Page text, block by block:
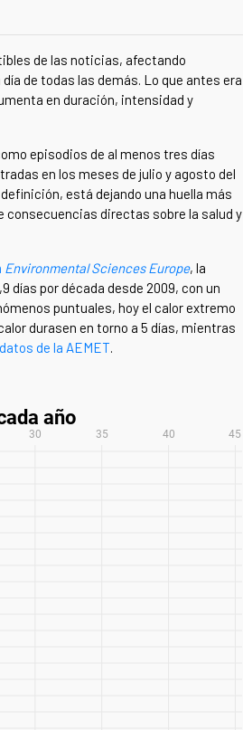
de las noticias, afectando
de todas las demás. Lo que antes era
en duración, intensidad y
episodios de al menos tres días
en los meses de julio y agosto del
está dejando una huella más
directas sobre la salud y
Environmental Sciences Europe, la
días por década desde 2009, con un
puntuales, hoy el calor extremo
durasen en torno a 5 días, mientras
de la AEMET.